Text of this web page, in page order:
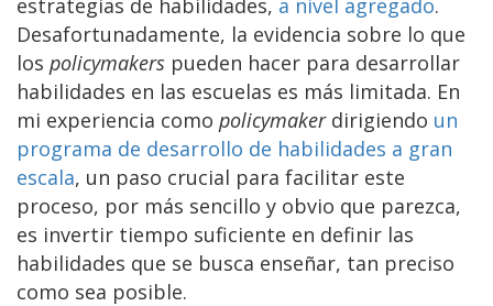
Desafortunadamente, la evidencia sobre lo que
los policymakers pueden hacer para desarrollar
habilidades en las escuelas es más limitada. En
mi experiencia como policymakerdirigiendo un
programa de desarrollo de habilidades a gran
escala, un paso crucial para facilitar este
proceso, por más sencillo y obvio que parezca,
es invertir tiempo suficiente en definir las
habilidades que se busca enseñar, tan preciso
como sea posible.